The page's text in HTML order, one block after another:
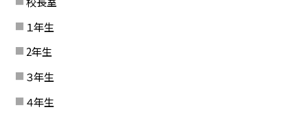
１年生
2年生
３年生
４年生